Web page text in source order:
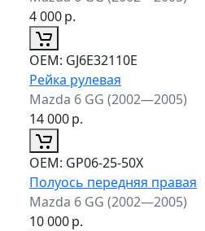
4 000р.
ОЕМ: GJ6E32110E
Рейка рулевая
Mazda 6 GG (2002—2005)
14 000р.
ОЕМ: GP06-25-50X
Полуось передняя правая
Mazda 6 GG (2002—2005)
10 000р.